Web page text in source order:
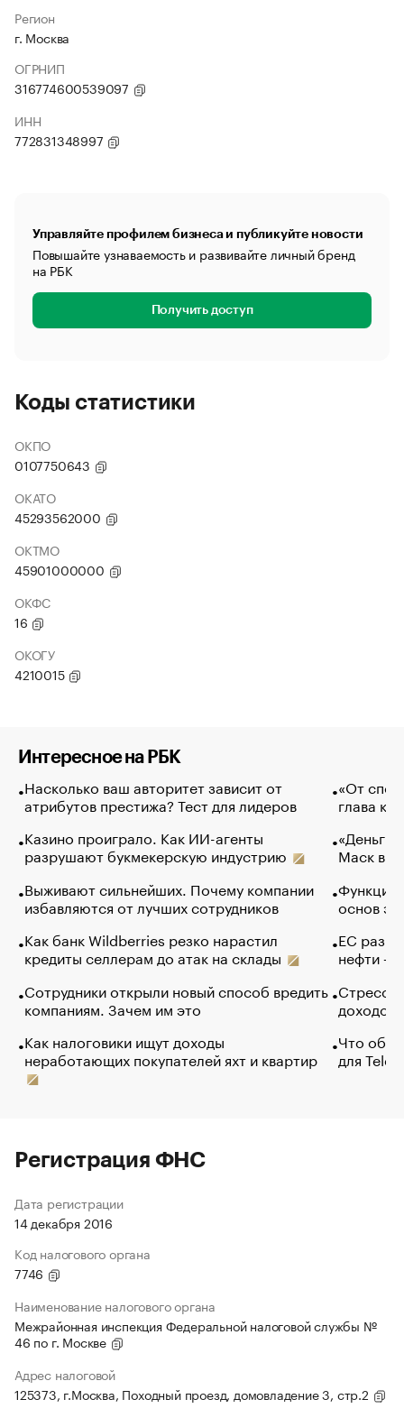
Регион
г. Москва
ОГРНИП
316774600539097
ИНН
772831348997
Управляйте профилем бизнеса и публикуйте новости
Повышайте узнаваемость и развивайте личный бренд
на РБК
Получить доступ
Коды статистики
ОКПО
0107750643
ОКАТО
45293562000
ОКТМО
45901000000
ОКФС
16
ОКОГУ
4210015
Интересное на РБК
Насколько ваш авторитет зависит от
атрибутов престижа? Тест для лидеров
Казино проиграло. Как ИИ-агенты
разрушают букмекерскую индустрию
Выживают сильнейших. Почему компании
избавляются от лучших сотрудников
Как банк Wildberries резко нарастил
кредиты селлерам до атак на склады
Сотрудники открыли новый способ вредить
компаниям. Зачем им это
Как налоговики ищут доходы
неработающих покупателей яхт и квартир
«От
глава
«Деньги
Маск в
Функции
основ
ЕС
нефти —
Стресс
доходов
Что
для
Регистрация ФНС
Дата регистрации
14 декабря 2016
Код налогового органа
7746
Наименование налогового органа
Межрайонная инспекция Федеральной налоговой службы №
46 по г. Москве
Адрес налоговой
125373, г.Москва, Походный проезд, домовладение 3, стр.2